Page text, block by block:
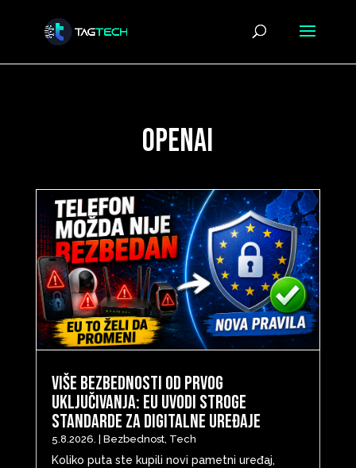
openai
Više bezbednosti od prvog
uključivanja: EU uvodi stroge
standarde za digitalne uređaje
5.8.2026. | Bezbednost, Tech
Koliko puta ste kupili novi pametni uređaj,